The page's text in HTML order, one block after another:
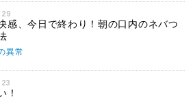
感、今日で終わり！朝の口内のネバつ
異常
！